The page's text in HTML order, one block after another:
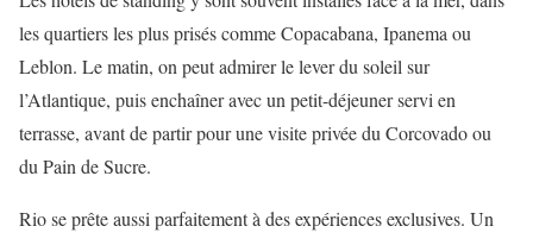
les quartiers les plus prisés comme Copacabana, Ipanema ou
Leblon. Le matin, on peut admirer le lever du soleil sur
l’Atlantique, puis enchaîner avec un petit-déjeuner servi en
terrasse, avant de partir pour une visite privée du Corcovado ou
du Pain de Sucre.
Rio se prête aussi parfaitement à des expériences exclusives. Un